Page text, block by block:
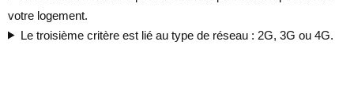
votre logement.
Le troisième critère est lié au type de réseau : 2G, 3G ou 4G.